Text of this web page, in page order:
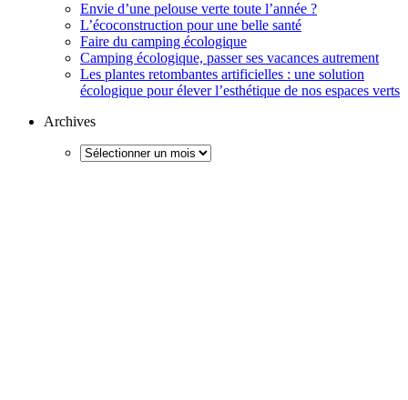
Envie d’une pelouse verte toute l’année ?
L’écoconstruction pour une belle santé
Faire du camping écologique
Camping écologique, passer ses vacances autrement
Les plantes retombantes artificielles : une solution
écologique pour élever l’esthétique de nos espaces verts
Archives